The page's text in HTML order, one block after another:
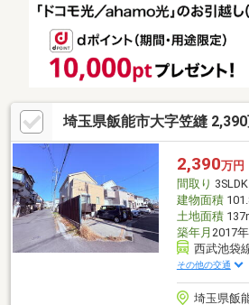
探しは悩みや不安もつきものです。お客
っています。ご相談お待ちしております
0120-515-888 】 までお気軽にどうぞ♪
埼玉県飯能市大字笠縫
2,390万円
間取り 3SLDK
建物面積
土地面積
築年月 2017
西武池袋
その他の交通
埼玉県飯